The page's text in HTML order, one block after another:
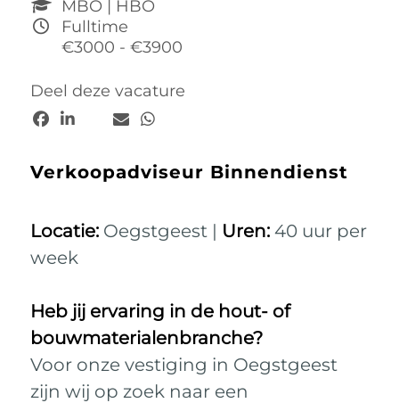
MBO | HBO
Fulltime
€3000 - €3900
Deel deze vacature
Verkoopadviseur Binnendienst
Locatie:Oegstgeest | Uren:40 uur per
week
Heb jij ervaring in de hout- of
bouwmaterialenbranche?
Voor onze vestiging in Oegstgeest
zijn wij op zoek naar een